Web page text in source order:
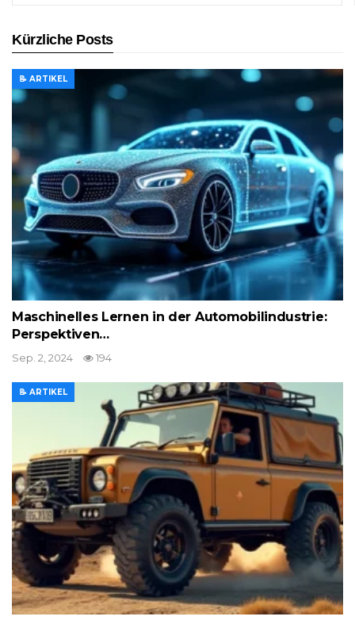
Kürzliche Posts
📝 ARTIKEL
Maschinelles Lernen in der Automobilindustrie:
Perspektiven…
Sep. 2, 2024 194
📝 ARTIKEL